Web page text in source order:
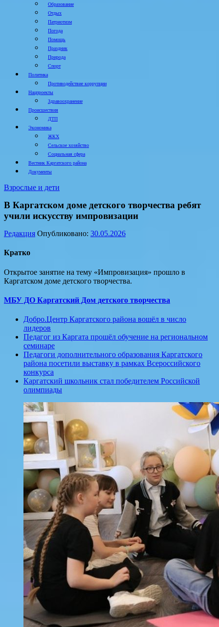
Образование
Отдых
Патриотизм
Погода
Помощь
Праздник
Природа
Спорт
Политика
Противодействие коррупции
Нацпроекты
Здравоохранение
Происшествия
ДТП
Экономика
ЖКХ
Сельское хозяйство
Социальная сфера
Вестник Каргатского района
Документы
Взрослые и дети
В Каргатском доме детского творчества ребят
учили искусству импровизации
Редакция Опубликовано: 30.05.2026
Кратко
Открытое занятие на тему «Импровизация» прошло в
Каргатском доме детского творчества.
МБУ ДО Каргатский Дом детского творчества
Добро.Центр Каргатского района вошёл в число
лидеров
Педагог из Каргата прошёл обучение на региональном
семинаре
Педагоги дополнительного образования Каргатского
района посетили выставку в рамках Всероссийского
конкурса
Каргатский школьник стал победителем Российской
олимпиады